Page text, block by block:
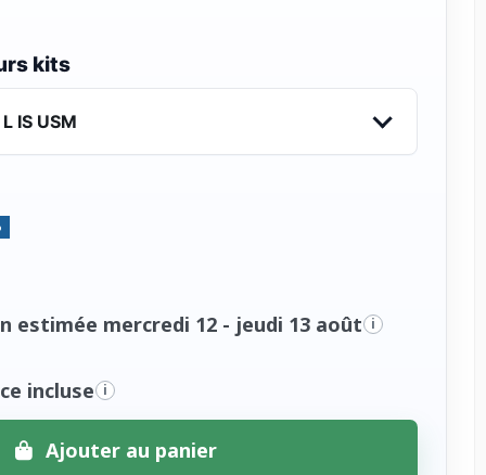
kits
IS USM
estimée mercredi 12 - jeudi 13 août i
incluse i
Ajouter au panier